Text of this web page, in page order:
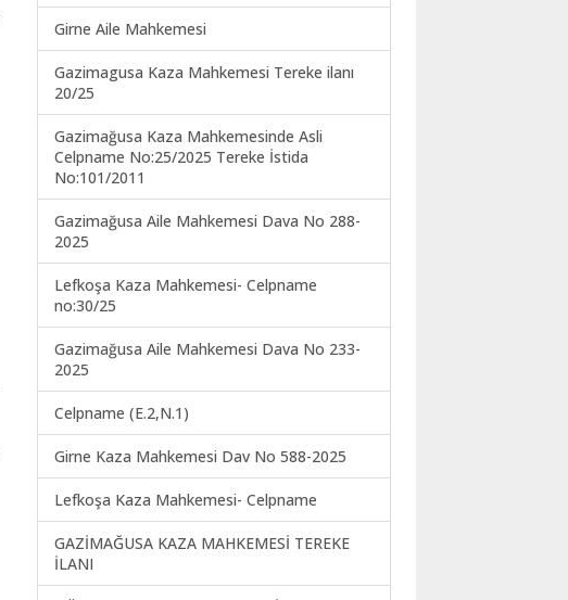
Girne Aile Mahkemesi
Gazimagusa Kaza Mahkemesi Tereke ilanı
20/25
Gazimağusa Kaza Mahkemesinde Asli
Celpname No:25/2025 Tereke İstida
No:101/2011
Gazimağusa Aile Mahkemesi Dava No 288-
2025
Lefkoşa Kaza Mahkemesi- Celpname
no:30/25
Gazimağusa Aile Mahkemesi Dava No 233-
2025
Celpname (E.2,N.1)
Girne Kaza Mahkemesi Dav No 588-2025
Lefkoşa Kaza Mahkemesi- Celpname
GAZİMAĞUSA KAZA MAHKEMESİ TEREKE
İLANI